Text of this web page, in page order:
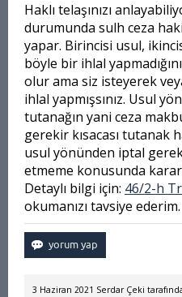
Haklı telaşınızı
durumunda sulh ceza
yapar. Birincisi usul,
böyle bir ihlal
olur ama siz isteyerek
ihlal yapmışsınız. Usul
tutanağın yani ceza
gerekir kısacası tutanak
usul yönünden iptal
etmeme konusunda
Detaylı bilgi için: 46/2-h
okumanızı tavsiye ederim.
3 Haziran 2021 Serdar Çeki